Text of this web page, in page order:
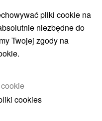
Pokaż wszystko
pliki cookie na
niezbędne do
Twojej zgody na
cookies